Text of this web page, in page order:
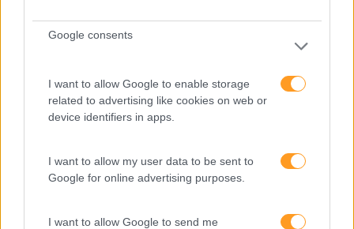
Google consents
I want to allow Google to enable storage
related to advertising like cookies on web or
device identifiers in apps.
I want to allow my user data to be sent to
Google for online advertising purposes.
I want to allow Google to send me
Interculturalidade
Liderança
Mudança
Perspetivas